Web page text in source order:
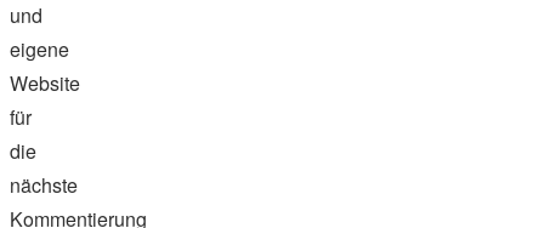
und
eigene
Website
für
die
nächste
Kommentierung